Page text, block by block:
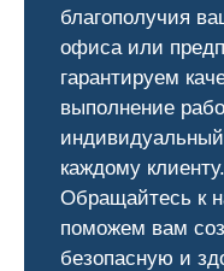
благополучия
офиса или
гарантируем
выполнение
каждому клиенту.
Обращайтесь к
поможем вам
безопасную и